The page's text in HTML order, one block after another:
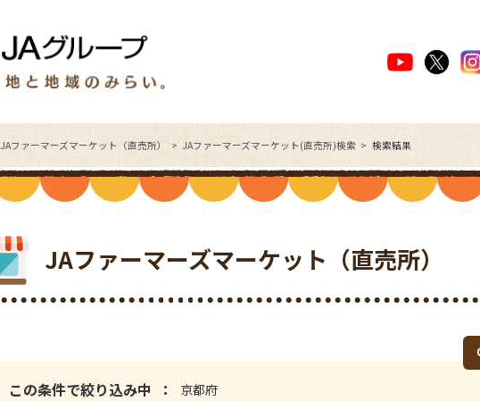
JAファーマーズマーケット（直売所） JAファーマーズマーケット(直売所)検索 検索結果
JAファーマーズマーケット（直売所）
この条件で絞り込み中 京都府